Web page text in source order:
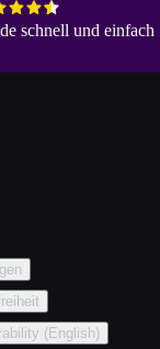
schnell und einfach
(English)